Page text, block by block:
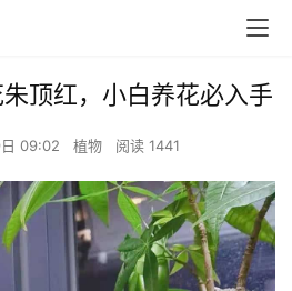
顶红，小白养花必入手
09:02 植物 阅读 1441